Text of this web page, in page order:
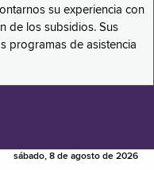
su experiencia con
de los subsidios. Sus
programas de asistencia
sábado, 8 de agosto de 2026